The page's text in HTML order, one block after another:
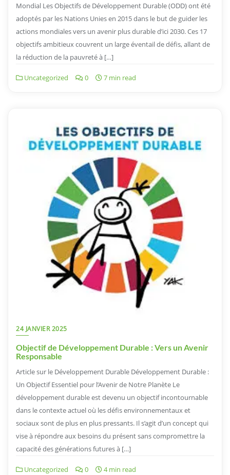
Mondial Les Objectifs de Développement Durable (ODD) ont été
adoptés par les Nations Unies en 2015 dans le but de guider les
actions mondiales vers un avenir plus durable d’ici 2030. Ces 17
objectifs ambitieux couvrent un large éventail de défis, allant de
la réduction de la pauvreté à […]
Uncategorized 0 7 min read
24 JANVIER 2025
Objectif de Développement Durable : Vers un Avenir
Responsable
Article sur le Développement Durable Développement Durable :
Un Objectif Essentiel pour l’Avenir de Notre Planète Le
développement durable est devenu un objectif incontournable
dans le contexte actuel où les défis environnementaux et
sociaux sont de plus en plus pressants. Il s’agit d’un concept qui
vise à répondre aux besoins du présent sans compromettre la
capacité des générations futures à […]
Uncategorized 0 4 min read